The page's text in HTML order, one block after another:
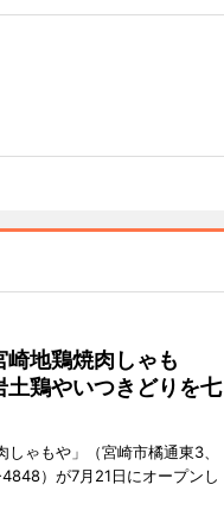
崎地鶏焼肉しゃも
鶏やいつきどりを七
しゃもや」（宮崎市橘通東3、
）が7月21日にオープンし